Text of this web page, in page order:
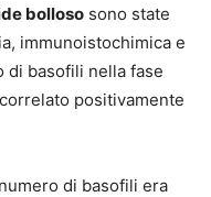
bolloso sono state
immunoistochimica e
di basofili nella fase
positivamente
di basofili era